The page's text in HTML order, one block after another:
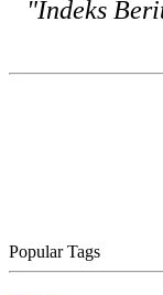
"Indeks
Popular Tags